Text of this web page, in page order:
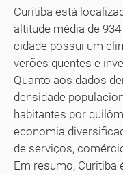
Curitiba está
altitude média de
cidade possui um
verões quentes e
Quanto aos dados
densidade
habitantes por
economia
de serviços,
Em resumo, Curitiba